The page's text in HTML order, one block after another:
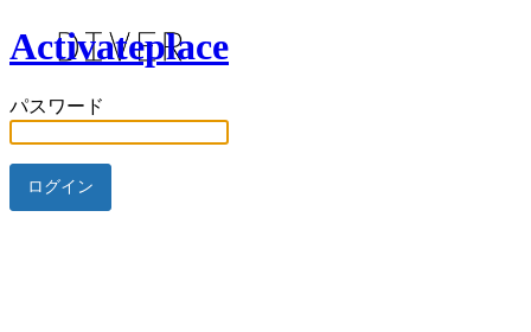
Activateplace
パスワード